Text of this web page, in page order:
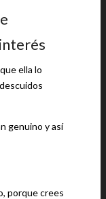
ella lo
genuino y así
porque crees